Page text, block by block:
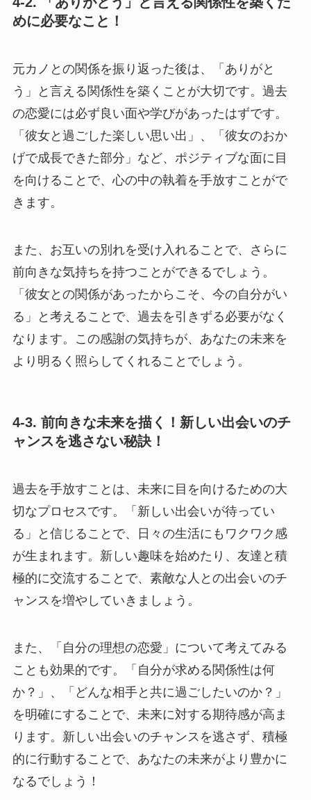
めに必要なこと！
元カノとの関係を振り返った後は、「ありがと
う」と言える関係性を築くことが大切です。過去
の恋愛には必ず良い面や学びがあったはずです。
「彼女と過ごした楽しい思い出」、「彼女のおか
げで成長できた部分」など、ポジティブな面に目
を向けることで、心の中の執着を手放すことがで
きます。
また、お互いの別れを受け入れることで、さらに
前向きな気持ちを持つことができるでしょう。
「彼女との関係があったからこそ、今の自分がい
る」と考えることで、過去を引きずる必要がなく
なります。この感謝の気持ちが、あなたの未来を
より明るく照らしてくれることでしょう。
4-3. 前向きな未来を描く！新しい出会いのチ
ャンスを逃さない秘訣！
過去を手放すことは、未来に目を向けるための大
切なプロセスです。「新しい出会いが待ってい
る」と信じることで、日々の生活にもワクワク感
が生まれます。新しい趣味を始めたり、友達と積
極的に交流することで、素敵な人との出会いのチ
ャンスを増やしていきましょう。
また、「自分の理想の恋愛」について考えてみる
ことも効果的です。「自分が求める関係性は何
か？」、「どんな相手と共に過ごしたいのか？」
を明確にすることで、未来に対する期待感が高ま
ります。新しい出会いのチャンスを逃さず、積極
的に行動することで、あなたの未来がより豊かに
なるでしょう！